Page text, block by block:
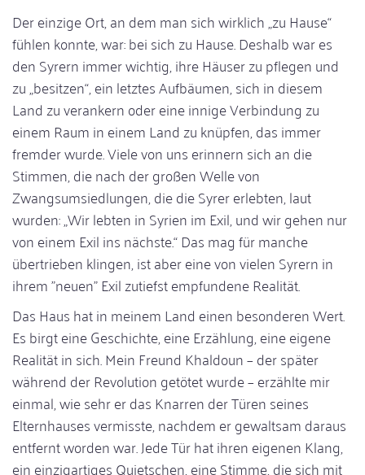
Der einzige Ort, an dem man sich wirklich „zu Hause“
fühlen konnte, war: bei sich zu Hause. Deshalb war es
den Syrern immer wichtig, ihre Häuser zu pflegen und
zu „besitzen“, ein letztes Aufbäumen, sich in diesem
Land zu verankern oder eine innige Verbindung zu
einem Raum in einem Land zu knüpfen, das immer
fremder wurde. Viele von uns erinnern sich an die
Stimmen, die nach der großen Welle von
Zwangsumsiedlungen, die die Syrer erlebten, laut
wurden: „Wir lebten in Syrien im Exil, und wir gehen nur
von einem Exil ins nächste.“ Das mag für manche
übertrieben klingen, ist aber eine von vielen Syrern in
ihrem "neuen" Exil zutiefst empfundene Realität.
Das Haus hat in meinem Land einen besonderen Wert.
Es birgt eine Geschichte, eine Erzählung, eine eigene
Realität in sich. Mein Freund Khaldoun – der später
während der Revolution getötet wurde – erzählte mir
einmal, wie sehr er das Knarren der Türen seines
Elternhauses vermisste, nachdem er gewaltsam daraus
entfernt worden war. Jede Tür hat ihren eigenen Klang,
ein einzigartiges Quietschen, eine Stimme, die sich mit